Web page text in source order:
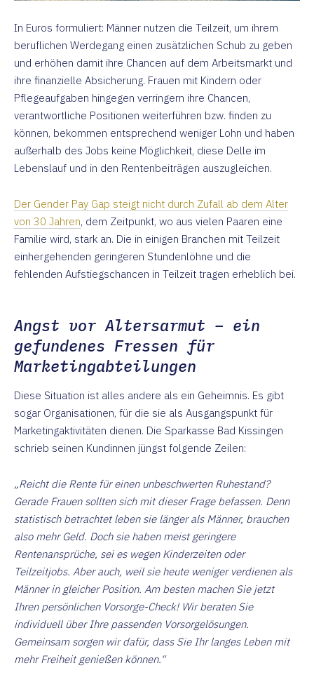
In Euros formuliert: Männer nutzen die Teilzeit, um ihrem
beruflichen Werdegang einen zusätzlichen Schub zu geben
und erhöhen damit ihre Chancen auf dem Arbeitsmarkt und
ihre finanzielle Absicherung. Frauen mit Kindern oder
Pflegeaufgaben hingegen verringern ihre Chancen,
verantwortliche Positionen weiterführen bzw. finden zu
können, bekommen entsprechend weniger Lohn und haben
außerhalb des Jobs keine Möglichkeit, diese Delle im
Lebenslauf und in den Rentenbeiträgen auszugleichen.
Der Gender Pay Gap steigt nicht durch Zufall ab dem Alter
von 30 Jahren, dem Zeitpunkt, wo aus vielen Paaren eine
Familie wird, stark an. Die in einigen Branchen mit Teilzeit
einhergehenden geringeren Stundenlöhne und die
fehlenden Aufstiegschancen in Teilzeit tragen erheblich bei.
Angst vor Altersarmut – ein
gefundenes Fressen für
Marketingabteilungen
Diese Situation ist alles andere als ein Geheimnis. Es gibt
sogar Organisationen, für die sie als Ausgangspunkt für
Marketingaktivitäten dienen. Die Sparkasse Bad Kissingen
schrieb seinen Kundinnen jüngst folgende Zeilen:
„Reicht die Rente für einen unbeschwerten Ruhestand?
Gerade Frauen sollten sich mit dieser Frage befassen. Denn
statistisch betrachtet leben sie länger als Männer, brauchen
also mehr Geld. Doch sie haben meist geringere
Rentenansprüche, sei es wegen Kinderzeiten oder
Teilzeitjobs. Aber auch, weil sie heute weniger verdienen als
Männer in gleicher Position. Am besten machen Sie jetzt
Ihren persönlichen Vorsorge-Check! Wir beraten Sie
individuell über Ihre passenden Vorsorgelösungen.
Gemeinsam sorgen wir dafür, dass Sie Ihr langes Leben mit
mehr Freiheit genießen können.“